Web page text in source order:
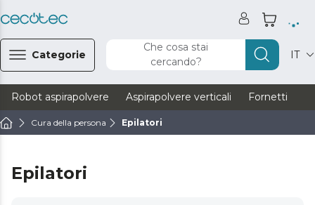
Categorie
Che cosa stai
cercando?
IT
Robot aspirapolvere Aspirapolvere verticali Fornetti
Cura della persona Epilatori
Epilatori